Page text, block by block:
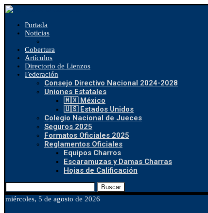
Portada
Noticias
Cobertura
Artículos
Directorio de Lienzos
Federación
Consejo Directivo Nacional 2024-2028
Uniones Estatales
🇲🇽 México
🇺🇸 Estados Unidos
Colegio Nacional de Jueces
Seguros 2025
Formatos Oficiales 2025
Reglamentos Oficiales
Equipos Charros
Escaramuzas y Damas Charras
Hojas de Calificación
Buscar
miércoles, 5 de agosto de 2026